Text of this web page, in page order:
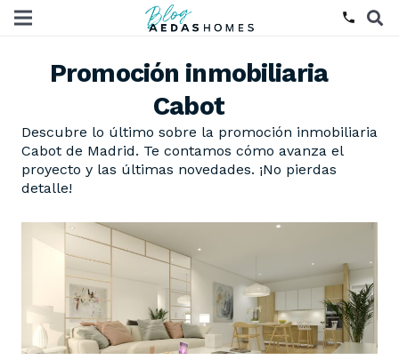
phone
Promoción inmobiliaria
Cabot
Descubre lo último sobre la promoción inmobiliaria
Cabot de Madrid. Te contamos cómo avanza el
proyecto y las últimas novedades. ¡No pierdas
detalle!